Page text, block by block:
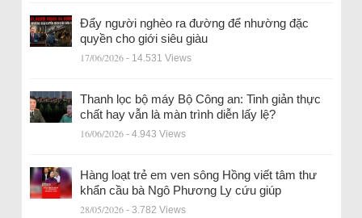
Đẩy người nghèo ra đường để nhường đặc
quyền cho giới siêu giàu
17/06/2026 - 14.531 Views
Thanh lọc bộ máy Bộ Công an: Tinh giản thực
chất hay vẫn là màn trình diễn lấy lệ?
16/06/2026 - 4.943 Views
Hàng loạt trẻ em ven sông Hồng viết tâm thư
khẩn cầu bà Ngô Phương Ly cứu giúp
28/05/2026 - 3.782 Views